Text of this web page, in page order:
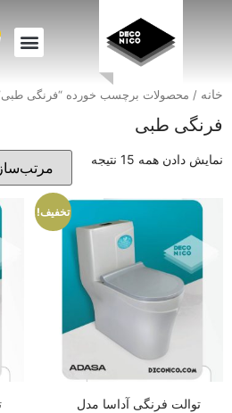
خانه / محصولات برچسب خورده “فرنگی
فرنگی طبی
نمایش دادن همه 15 نتیجه
تخفیف!
توالت فرنگی آداسا مدل